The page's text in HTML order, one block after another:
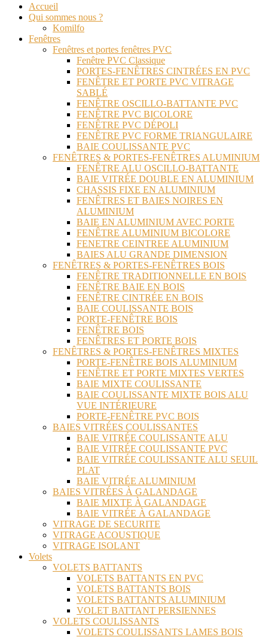
Accueil
Qui sommes nous ?
Komilfo
Fenêtres
Fenêtres et portes fenêtres PVC
Fenêtre PVC Classique
PORTES-FENÊTRES CINTRÉES EN PVC
FENÊTRE ET PORTE PVC VITRAGE
SABLÉ
FENÊTRE OSCILLO-BATTANTE PVC
FENÊTRE PVC BICOLORE
FENÊTRE PVC DÉPOLI
FENÊTRE PVC FORME TRIANGULAIRE
BAIE COULISSANTE PVC
FENÊTRES & PORTES-FENÊTRES ALUMINIUM
FENÊTRE ALU OSCILLO-BATTANTE
BAIE VITRÉE DOUBLE EN ALUMINIUM
CHASSIS FIXE EN ALUMINIUM
FENÊTRES ET BAIES NOIRES EN
ALUMINIUM
BAIE EN ALUMINIUM AVEC PORTE
FENÊTRE ALUMINIUM BICOLORE
FENETRE CEINTREE ALUMINIUM
BAIES ALU GRANDE DIMENSION
FENÊTRES & PORTES-FENÊTRES BOIS
FENÊTRE TRADITIONNELLE EN BOIS
FENÊTRE BAIE EN BOIS
FENÊTRE CINTRÉE EN BOIS
BAIE COULISSANTE BOIS
PORTE-FENÊTRE BOIS
FENÊTRE BOIS
FENÊTRES ET PORTE BOIS
FENÊTRES & PORTES-FENÊTRES MIXTES
PORTE-FENÊTRE BOIS ALUMINIUM
FENÊTRE ET PORTE MIXTES VERTES
BAIE MIXTE COULISSANTE
BAIE COULISSANTE MIXTE BOIS ALU
VUE INTÉRIEURE
PORTE-FENÊTRE PVC BOIS
BAIES VITRÉES COULISSANTES
BAIE VITRÉE COULISSANTE ALU
BAIE VITRÉE COULISSANTE PVC
BAIE VITRÉE COULISSANTE ALU SEUIL
PLAT
BAIE VITRÉE ALUMINIUM
BAIES VITRÉES À GALANDAGE
BAIE MIXTE À GALANDAGE
BAIE VITRÉE À GALANDAGE
VITRAGE DE SECURITE
VITRAGE ACOUSTIQUE
VITRAGE ISOLANT
Volets
VOLETS BATTANTS
VOLETS BATTANTS EN PVC
VOLETS BATTANTS BOIS
VOLETS BATTANTS ALUMINIUM
VOLET BATTANT PERSIENNES
VOLETS COULISSANTS
VOLETS COULISSANTS LAMES BOIS